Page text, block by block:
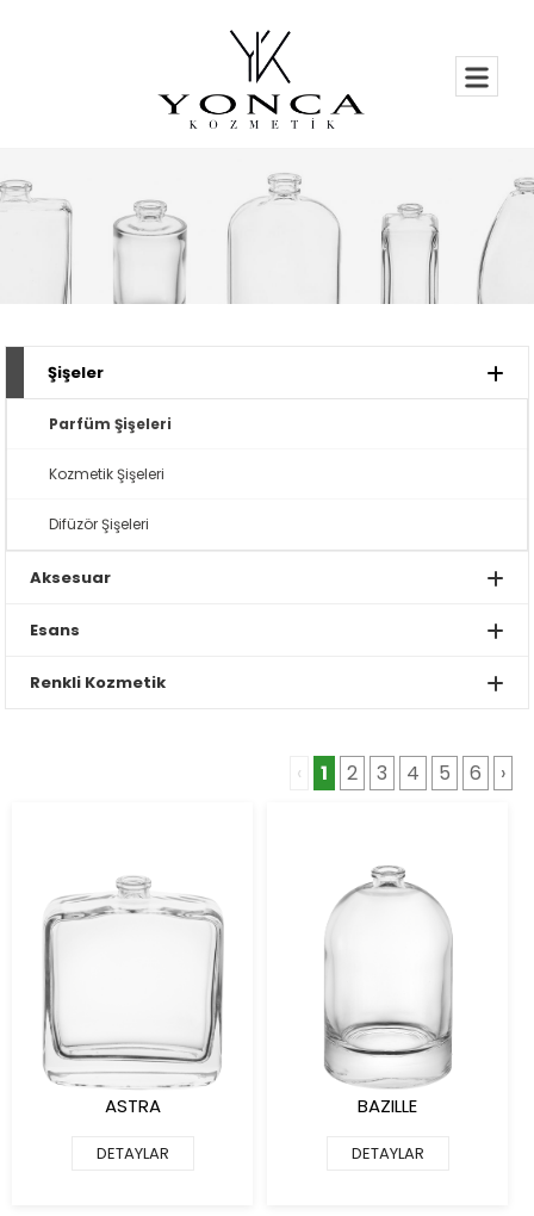
Şişeler
Parfüm Şişeleri
Kozmetik Şişeleri
Difüzör Şişeleri
Aksesuar
Esans
Renkli Kozmetik
‹ 1 2 3 4 5 6 ›
ASTRA
DETAYLAR
BAZILLE
DETAYLAR